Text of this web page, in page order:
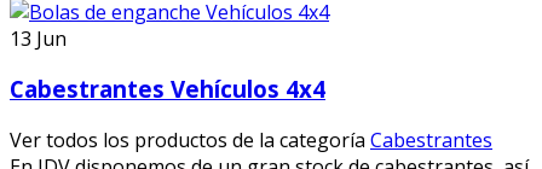
13 Jun
Cabestrantes Vehículos 4x4
Ver todos los productos de la categoría Cabestrantes